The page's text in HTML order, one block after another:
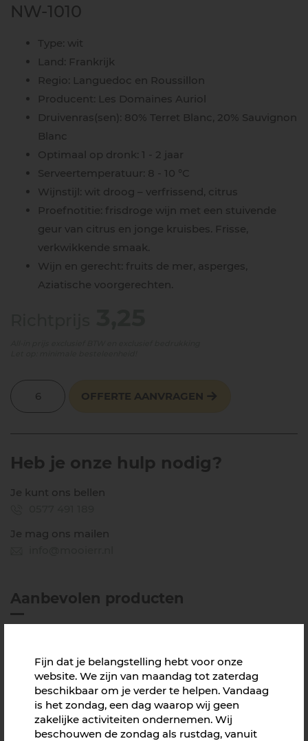
NW-1010
Type: wit
Land: Frankrijk
Regio: Languedoc en Roussillon
Producent: Les Domaines Auriol
Druivenras(sen): 80% Terret Blanc, 20% Sauvignon
Blanc
Optimaal op dronk: 1 - 2 jaar
Serveertemperatuur: 8 - 10 °C
Wijnstijl: wit droog – verfrissend, citrus
Proefnotitie: frisdroge wijn met een stuivende
geur van citrus en jonge kruisbes. Frisse,
verkwikkende smaak.
Wijn en gerecht: fruits de mer, asperges,
Aziatische voorgerechten.
OFFERTE AANVRAGEN
Heb je onze hulp nodig?
Je kunt ons bellen
Je mag ons mailen
Aanbevolen producten
Fijn dat je belangstelling hebt voor onze
website. We zijn van maandag tot zaterdag
beschikbaar om je verder te helpen. Vandaag
is het zondag, een dag waarop wij geen
zakelijke activiteiten ondernemen. Wij
beschouwen de zondag als rustdag, vanuit